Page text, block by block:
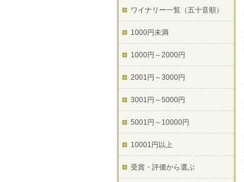
ワイナリー一覧（五十音順）
1000円未満
1000円～2000円
2001円～3000円
3001円～5000円
5001円～10000円
10001円以上
受賞・評価から選ぶ